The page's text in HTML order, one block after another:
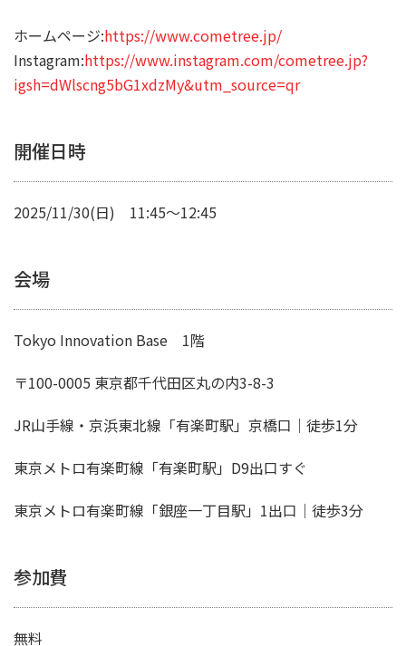
ホームページ:https://www.cometree.jp/
Instagram:https://www.instagram.com/cometree.jp?
igsh=dWlscng5bG1xdzMy&utm_source=qr
開催日時
2025/11/30(日) 11:45～12:45
会場
Tokyo Innovation Base 1階
〒100-0005 東京都千代田区丸の内3-8-3
JR山手線・京浜東北線「有楽町駅」京橋口｜徒歩1分
東京メトロ有楽町線「有楽町駅」D9出口すぐ
東京メトロ有楽町線「銀座一丁目駅」1出口｜徒歩3分
参加費
無料